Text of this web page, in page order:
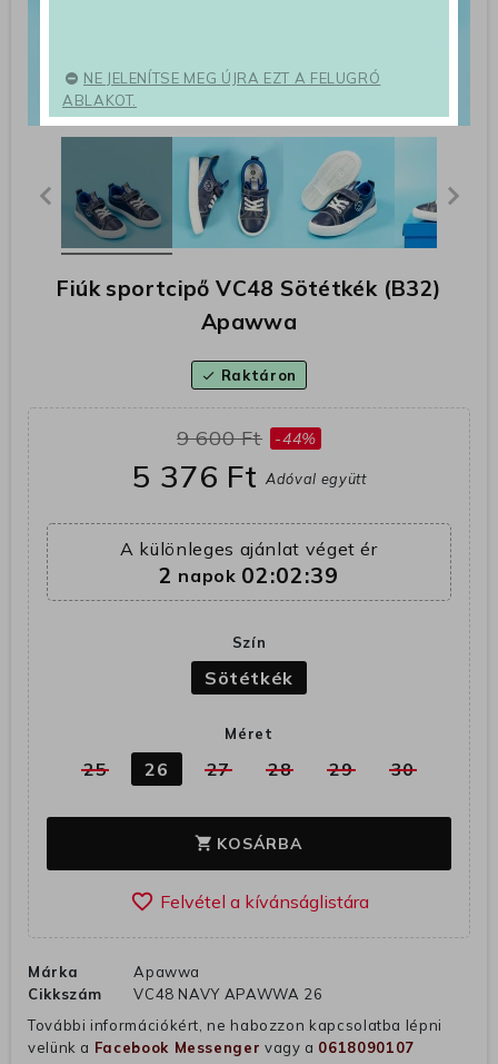
Fiúk sportcipő VC48 Sötétkék (B32)
Apawwa
check Raktáron
9 600 Ft -44%
5 376 FtAdóval együtt
A különleges ajánlat véget ér
2 napok 02:02:39
Szín
Sötétkék
Méret
25 26 27 28 29 30
shopping_cart KOSÁRBA
favorite_border
Márka
Apawwa
Cikkszám
VC48 NAVY APAWWA 26
További információkért, ne habozzon kapcsolatba lépni
velünk a Facebook Messenger vagy a 0618090107
NE JELENÍTSE MEG ÚJRA EZT A FELUGRÓ
ABLAKOT.